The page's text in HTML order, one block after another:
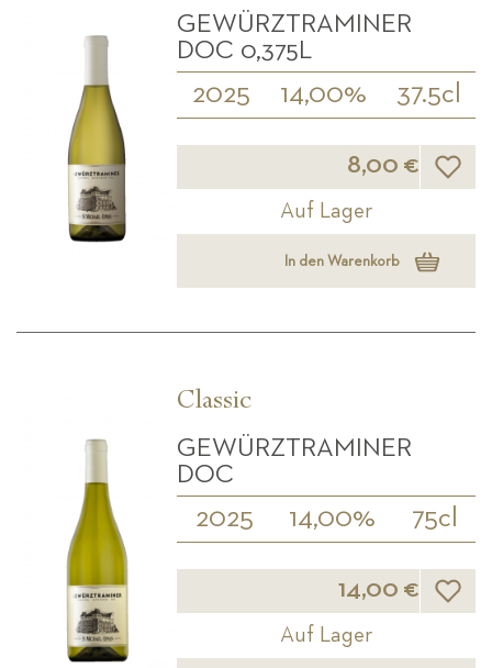
GEWÜRZTRAMINER
DOC 0,375L
2025 14,00% 37.5cl
8,00 €
Auf Lager
In den Warenkorb
Classic
GEWÜRZTRAMINER
DOC
2025 14,00% 75cl
14,00 €
Auf Lager